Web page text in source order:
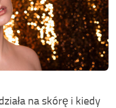
na skórę i kiedy